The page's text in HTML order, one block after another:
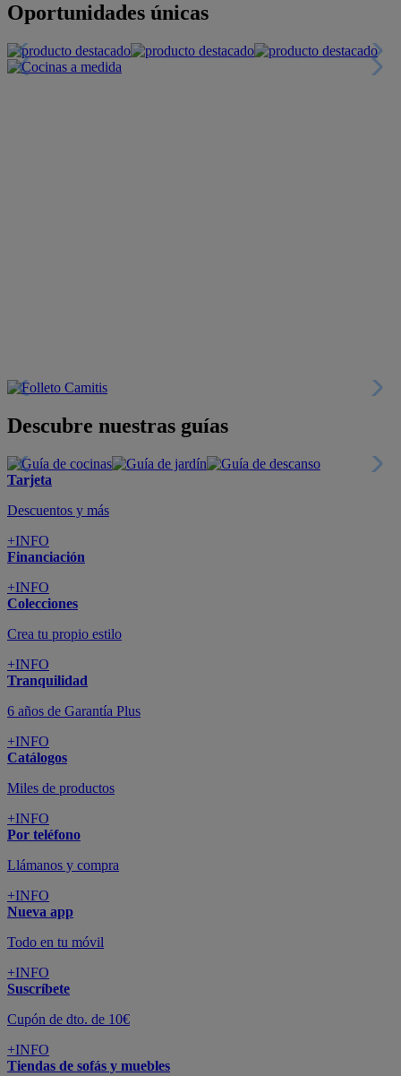
Oportunidades únicas
Descubre nuestras guías
Tarjeta
Descuentos y más
+INFO
Financiación
+INFO
Colecciones
Crea tu propio estilo
+INFO
Tranquilidad
6 años de Garantía Plus
+INFO
Catálogos
Miles de productos
+INFO
Por teléfono
Llámanos y compra
+INFO
Nueva app
Todo en tu móvil
+INFO
Suscríbete
Cupón de dto. de 10€
+INFO
Tiendas de sofás y muebles